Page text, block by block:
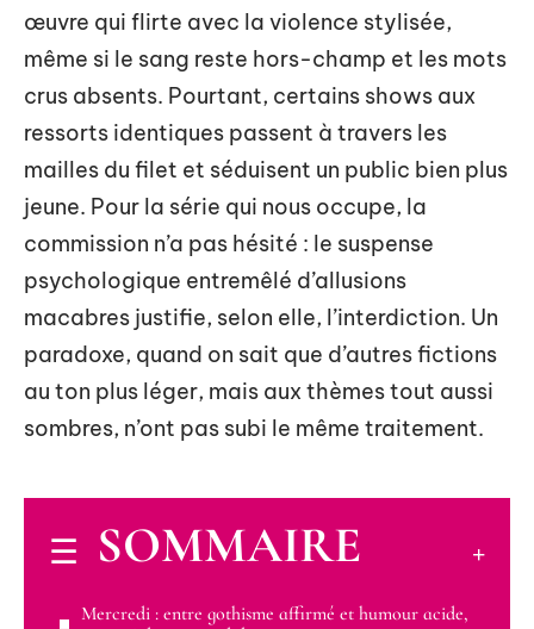
œuvre qui flirte avec la violence stylisée,
même si le sang reste hors-champ et les mots
crus absents. Pourtant, certains shows aux
ressorts identiques passent à travers les
mailles du filet et séduisent un public bien plus
jeune. Pour la série qui nous occupe, la
commission n’a pas hésité : le suspense
psychologique entremêlé d’allusions
macabres justifie, selon elle, l’interdiction. Un
paradoxe, quand on sait que d’autres fictions
au ton plus léger, mais aux thèmes tout aussi
sombres, n’ont pas subi le même traitement.
SOMMAIRE
Mercredi : entre gothisme affirmé et humour acide,